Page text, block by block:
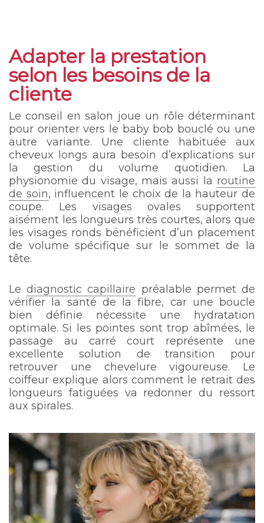
Adapter la prestation
selon les besoins de la
cliente
Le conseil en salon joue un rôle déterminant
pour orienter vers le baby bob bouclé ou une
autre variante. Une cliente habituée aux
cheveux longs aura besoin d’explications sur
la gestion du volume quotidien. La
physionomie du visage, mais aussi la routine
de soin, influencent le choix de la hauteur de
coupe. Les visages ovales supportent
aisément les longueurs très courtes, alors que
les visages ronds bénéficient d’un placement
de volume spécifique sur le sommet de la
tête.
Lediagnostic capillaire préalable permet de
vérifier la santé de la fibre, car une boucle
bien définie nécessite une hydratation
optimale. Si les pointes sont trop abîmées, le
passage au carré court représente une
excellente solution de transition pour
retrouver une chevelure vigoureuse. Le
coiffeur explique alors comment le retrait des
longueurs fatiguées va redonner du ressort
aux spirales.